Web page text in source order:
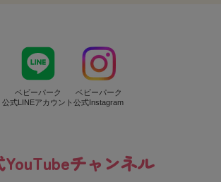
ベビーパーク
公式LINEアカウント
ベビーパーク
公式Instagram
YouTubeチャンネル